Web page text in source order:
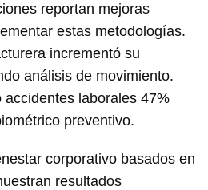
reportan mejoras
estas metodologías.
incrementó su
análisis de movimiento.
laborales 47%
preventivo.
corporativo basados en
resultados